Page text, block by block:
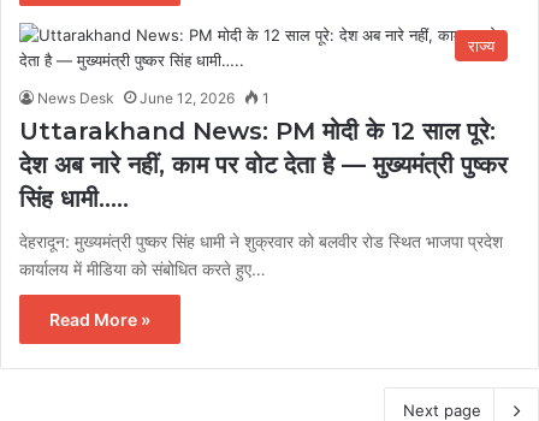
राज्य
News Desk June 12, 2026 1
Uttarakhand News: PM मोदी के 12 साल पूरे:
देश अब नारे नहीं, काम पर वोट देता है — मुख्यमंत्री पुष्कर
सिंह धामी…..
देहरादून: मुख्यमंत्री पुष्कर सिंह धामी ने शुक्रवार को बलवीर रोड स्थित भाजपा प्रदेश
कार्यालय में मीडिया को संबोधित करते हुए…
Read More »
Next page